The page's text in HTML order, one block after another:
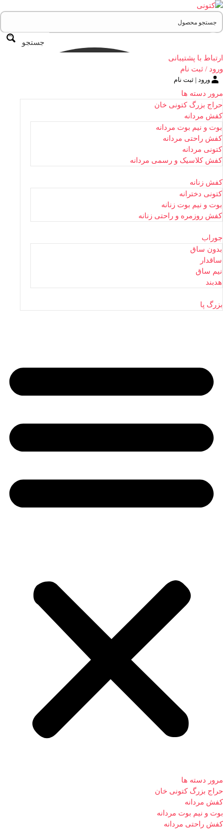
جستجو
ارتباط با پشتیبانی
ورود / ثبت نام
ورود | ثبت نام
مرور دسته ها
حراج بزرگ کتونی خان
کفش مردانه
بوت و نیم بوت مردانه
کفش راحتی مردانه
کتونی مردانه
کفش کلاسیک و رسمی مردانه
کفش زنانه
کتونی دخترانه
بوت و نیم بوت زنانه
کفش روزمره و راحتی زنانه
جوراب
بدون ساق
ساقدار
نیم ساق
هدبند
بزرگ پا
مرور دسته ها
حراج بزرگ کتونی خان
کفش مردانه
بوت و نیم بوت مردانه
کفش راحتی مردانه